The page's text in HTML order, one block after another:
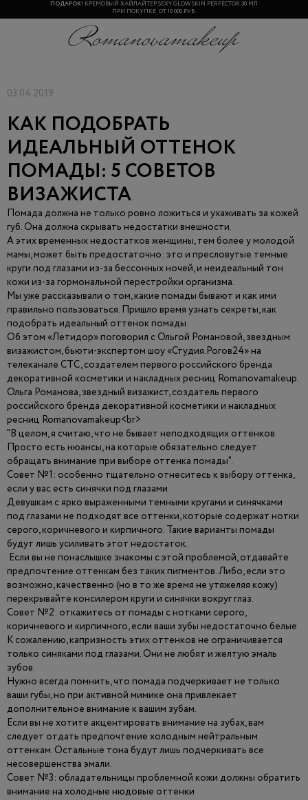
ПОДАРОК! КРЕМОВЫЙ ХАЙЛАЙТЕР SEXY GLOW SKIN PERFECTOR 30 МЛ
ПРИ ПОКУПКЕ ОТ 10 000 РУБ.
03.04.2019
КАК ПОДОБРАТЬ
ИДЕАЛЬНЫЙ ОТТЕНОК
ПОМАДЫ: 5 СОВЕТОВ
ВИЗАЖИСТА
Помада должна не только ровно ложиться и ухаживать за кожей
губ. Она должна скрывать недостатки внешности.
А этих временных недостатков женщины, тем более у молодой
мамы, может быть предостаточно: это и пресловутые темные
круги под глазами из-за бессонных ночей, и неидеальный тон
кожи из-за гормональной перестройки организма.
Мы уже рассказывали о том, какие помады бывают и как ими
правильно пользоваться. Пришло время узнать секреты, как
подобрать идеальный оттенок помады.
Об этом «Летидор» поговорил с Ольгой Романовой, звездным
визажистом, бьюти-экспертом шоу «Студия.Рогов24» на
телеканале СТС, создателем первого российского бренда
декоративной косметики и накладных ресниц Romanovamakeup.
Ольга Романова, звездный визажист, создатель первого
российского бренда декоративной косметики и накладных
ресниц Romanovamakeup<br>
"В целом, я считаю, что не бывает неподходящих оттенков.
Просто есть нюансы, на которые обязательно следует
обращать внимание при выборе оттенка помады".
Совет №1: особенно тщательно отнеситесь к выбору оттенка,
если у вас есть синячки под глазами
Девушкам с ярко выраженными темными кругами и синячками
под глазами не подходят все оттенки, которые содержат нотки
серого, коричневого и кирпичного. Такие варианты помады
будут лишь усиливать этот недостаток.
Если вы не понаслышке знакомы с этой проблемой, отдавайте
предпочтение оттенкам без таких пигментов. Либо, если это
возможно, качественно (но в то же время не утяжеляя кожу)
перекрывайте консилером круги и синячки вокруг глаз.
Совет №2: откажитесь от помады с нотками серого,
коричневого и кирпичного, если ваши зубы недостаточно белые
К сожалению, капризность этих оттенков не ограничивается
только синяками под глазами. Они не любят и желтую эмаль
зубов.
Нужно всегда помнить, что помада подчеркивает не только
ваши губы, но при активной мимике она привлекает
дополнительное внимание к вашим зубам.
Если вы не хотите акцентировать внимание на зубах, вам
следует отдать предпочтение холодным нейтральным
оттенкам. Остальные тона будут лишь подчеркивать все
несовершенства эмали.
Совет №3: обладательницы проблемной кожи должны обратить
внимание на холодные нюдовые оттенки